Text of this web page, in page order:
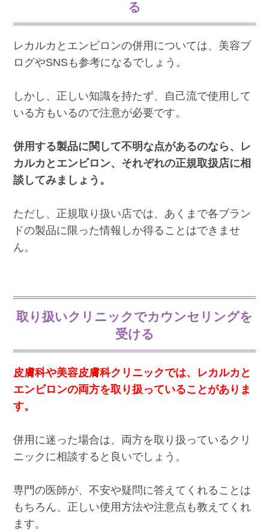
る
レカルカとエンビロンの併用については、美容ブ
ログやSNSも参考になるでしょう。
しかし、正しい知識を持たず、自己流で使用して
いる方もいるので注意が必要です。
併用する製品に関して不明な点があるのなら、レ
カルカとエンビロン、それぞれの正規取扱店に相
談してみましょう。
ただし、正規取り扱い店では、あくまで各ブラン
ドの製品に限った情報しか得ることはできませ
ん。
取り扱いクリニックでカウンセリングを
受ける
皮膚科や美容皮膚科クリニックでは、レカルカと
エンビロンの両方を取り扱っていることがありま
す。
併用に迷った場合は、両方を取り扱っているクリ
ニックに相談すると良いでしょう。
専門の医師が、不安や疑問に答えてくれることは
もちろん、正しい使用方法や注意点も教えてくれ
ます。